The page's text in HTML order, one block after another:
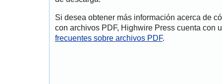
Si desea obtener más información acerca de
con archivos PDF, Highwire Press cuenta con
frecuentes sobre archivos PDF.